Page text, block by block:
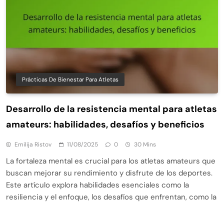
Prácticas De Bienestar Para Atletas
Desarrollo de la resistencia mental para atletas
amateurs: habilidades, desafíos y beneficios
Emilija Ristov 11/08/2025 0 30 Mins
La fortaleza mental es crucial para los atletas amateurs que
buscan mejorar su rendimiento y disfrute de los deportes.
Este artículo explora habilidades esenciales como la
resiliencia y el enfoque, los desafíos que enfrentan, como la